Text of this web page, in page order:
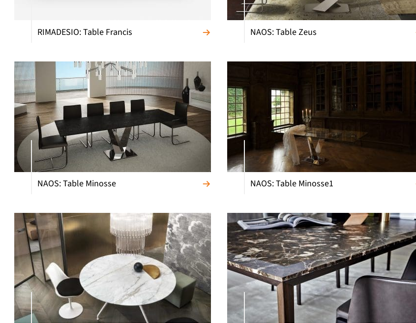
RIMADESIO: Table Francis NAOS: Table Zeus
NAOS: Table Minosse NAOS: Table Minosse1